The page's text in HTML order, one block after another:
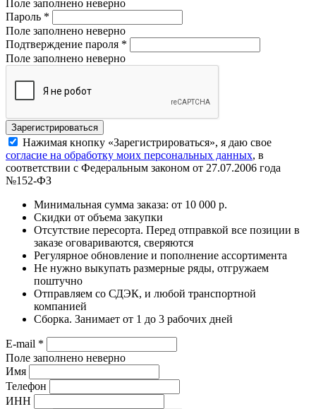
Поле заполнено неверно
Пароль *
Поле заполнено неверно
Подтверждение пароля *
Поле заполнено неверно
Нажимая кнопку «Зарегистрироваться», я даю свое
согласие на обработку моих персональных данных, в
соответствии с Федеральным законом от 27.07.2006 года
№152-ФЗ
Минимальная сумма заказа: от 10 000 р.
Скидки от объема закупки
Отсутствие пересорта. Перед отправкой все позиции в
заказе оговариваются, сверяются
Регулярное обновление и пополнение ассортимента
Не нужно выкупать размерные ряды, отгружаем
поштучно
Отправляем со СДЭК, и любой транспортной
компанией
Сборка. Занимает от 1 до 3 рабочих дней
E-mail *
Поле заполнено неверно
Имя
Телефон
ИНН